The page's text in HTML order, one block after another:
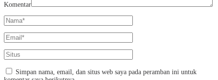
Komentar
Simpan nama, email, dan situs web saya pada peramban ini untuk